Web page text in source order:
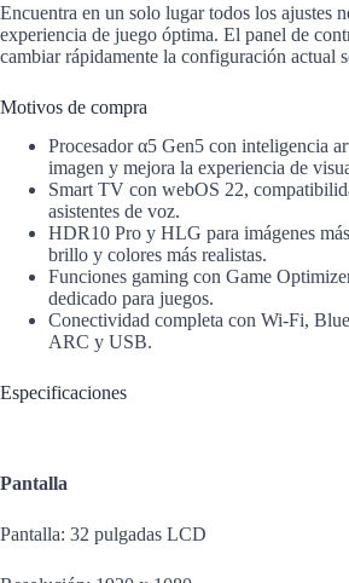
Encuentra en un solo lugar todos los ajustes
experiencia de juego óptima. El panel de
cambiar rápidamente la configuración actual
Motivos de compra
Procesador α5 Gen5 con inteligencia
imagen y mejora la experiencia de
Smart TV con webOS 22,
asistentes de voz.
HDR10 Pro y HLG para imágenes
brillo y colores más realistas.
Funciones gaming con Game
dedicado para juegos.
Conectividad completa con Wi-Fi,
ARC y USB.
Especificaciones
Pantalla
Pantalla: 32 pulgadas LCD